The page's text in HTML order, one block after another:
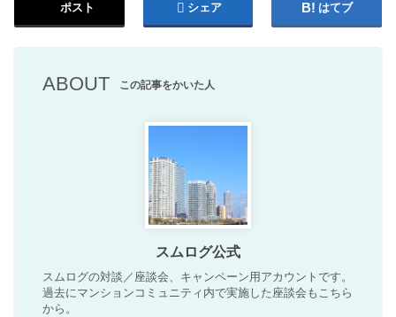
ポスト シェア はてブ
ABOUT この記事をかいた人
スムログ公式
スムログの対談／座談会、キャンペーン用アカウントです。
過去にマンションコミュニティ内で実施した座談会もこちら
から。